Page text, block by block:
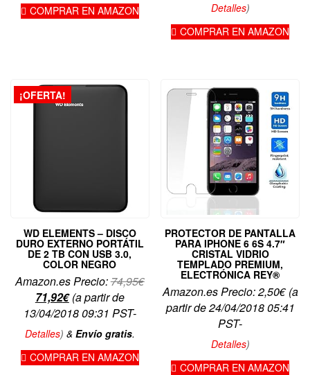
COMPRAR EN AMAZON
Detalles)
COMPRAR EN AMAZON
¡OFERTA!
WD ELEMENTS – DISCO
DURO EXTERNO PORTÁTIL
DE 2 TB CON USB 3.0,
COLOR NEGRO
Amazon.es Precio:74,95€El
precio
original
71,92€El
precio
actual
71,92€.
(a partir de
13/04/2018 09:31 PST-
Detalles) & Envío gratis.
COMPRAR EN AMAZON
PROTECTOR DE PANTALLA
PARA IPHONE 6 6S 4.7″
CRISTAL VIDRIO
TEMPLADO PREMIUM,
ELECTRÓNICA REY®
Amazon.es Precio:2,50€(a
partir de 24/04/2018 05:41
PST-
Detalles)
COMPRAR EN AMAZON